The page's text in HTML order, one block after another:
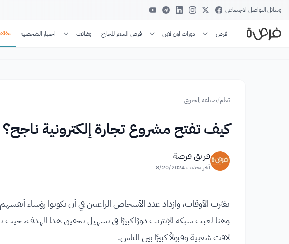
وسائل التواصل الاجتماعي
فرص دورات اون لاين فرص السفر للخارج وظائف اختبار الشخصية
تعلم/صناعة المحتوى
كيف تفتح مشروع تجارة إلكترونية ناجح؟
فريق فرصة
آخر تحديث8/20/2024
تغيّرت الأوقات، وازداد عدد الأشخاص الراغبين في أن يكونوا رؤساء
وهنا لعبت شبكة الإنترنت دورًا كبيرًا في تسهيل تحقيق هذا الهدف، حيث
لاقت شعبية وقبولاً كبيرًا بين الناس.